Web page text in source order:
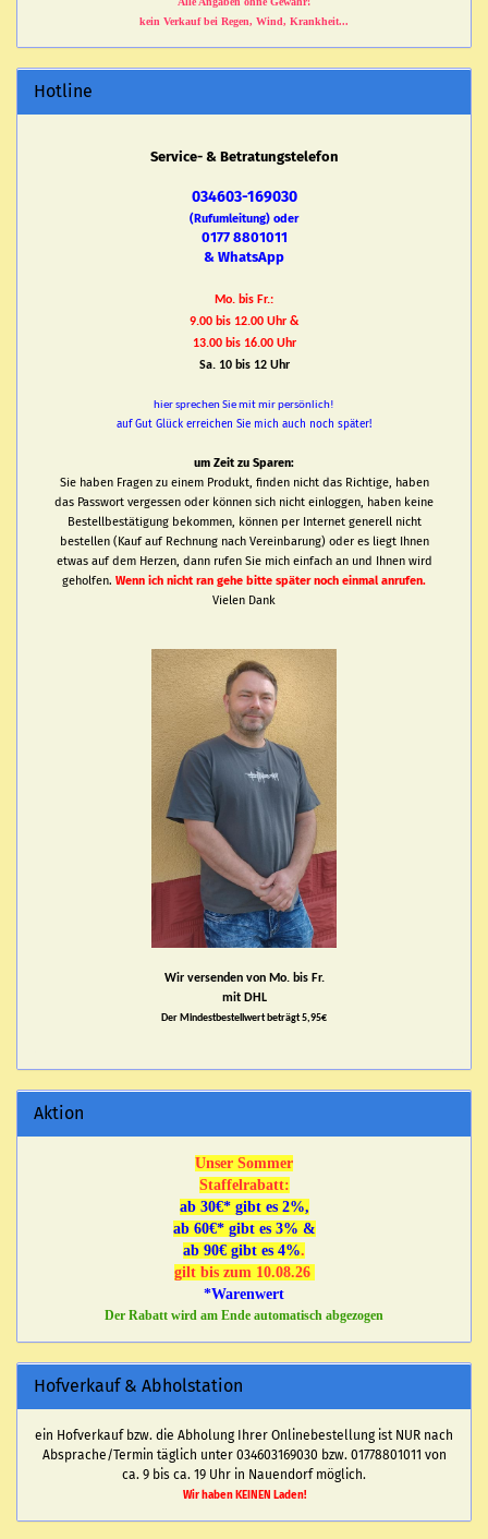
kein Verkauf bei Regen, Wind, Krankheit...
Hotline
Service- & Betratungstelefon
034603-169030
(Rufumleitung) oder
0177 8801011
& WhatsApp
Mo. bis Fr.:
9.00 bis 12.00 Uhr &
13.00 bis 16.00 Uhr
Sa. 10 bis 12 Uhr
hier sprechen Sie mit mir persönlich!
auf Gut Glück erreichen Sie mich auch noch später!
um Zeit zu Sparen:
Sie haben Fragen zu einem Produkt, finden nicht das Richtige, haben
das Passwort vergessen oder können sich nicht einloggen, haben keine
Bestellbestätigung bekommen, können per Internet generell nicht
bestellen (Kauf auf Rechnung nach Vereinbarung) oder es liegt Ihnen
etwas auf dem Herzen, dann rufen Sie mich einfach an und Ihnen wird
geholfen. Wenn ich nicht ran gehe bitte später noch einmal anrufen.
Vielen Dank
Wir versenden von Mo. bis Fr.
mit DHL
Der Mindestbestellwert beträgt 5,95€
Aktion
Unser Sommer
Staffelrabatt:
ab 30€* gibt es 2%,
ab 60€* gibt es 3% &
ab 90€ gibt es 4%.
gilt bis zum 10.08.26
*Warenwert
Der Rabatt wird am Ende automatisch abgezogen
Hofverkauf & Abholstation
ein Hofverkauf bzw. die Abholung Ihrer Onlinebestellung ist NUR nach
Absprache/Termin täglich unter 034603169030 bzw. 01778801011 von
ca. 9 bis ca. 19 Uhr in Nauendorf möglich.
Wir haben KEINEN Laden!